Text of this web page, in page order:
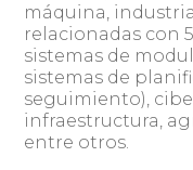
máquina,
relacionadas con
sistemas de
sistemas de
seguimiento),
infraestructura,
entre otros.